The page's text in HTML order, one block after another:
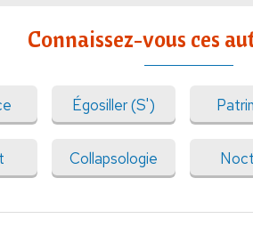
Connaissez-vous ces
Égosiller (S')
Collapsologie